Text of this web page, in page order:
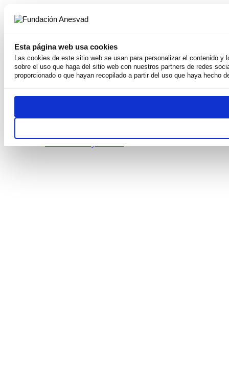
Esta página web usa cookies
Las cookies de este sitio web se usan para personalizar el contenido
sobre el uso que haga del sitio web con nuestros partners de redes
proporcionado o que hayan recopilado a partir del uso que haya hecho
Somos
Por qué existimos
Derechos Humanos